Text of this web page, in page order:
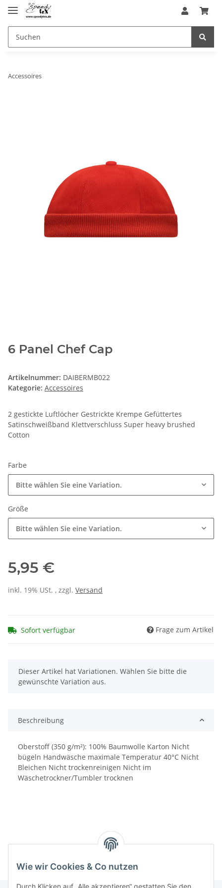
Accessoires
6 Panel Chef Cap
Artikelnummer: DAIBERMB022
Kategorie: Accessoires
2 gestickte Luftlöcher Gestrickte Krempe Gefüttertes
Satinschweißband Klettverschluss Super heavy brushed
Cotton
Farbe
Bitte wählen Sie eine Variation.
Größe
Bitte wählen Sie eine Variation.
5,95 €
inkl. 19% USt. , zzgl. Versand
Sofort verfügbar Frage zum Artikel
x
Dieser Artikel hat Variationen. Wählen Sie bitte die
gewünschte Variation aus.
Beschreibung
Oberstoff (350 g/m²): 100% Baumwolle Karton Nicht
bügeln Handwäsche maximale Temperatur 40°C Nicht
Bleichen Nicht trockenreinigen Nicht im
Wäschetrockner/Tumbler trocknen
Wie wir Cookies & Co nutzen